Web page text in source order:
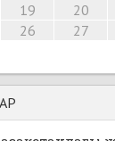
19 20
26 27